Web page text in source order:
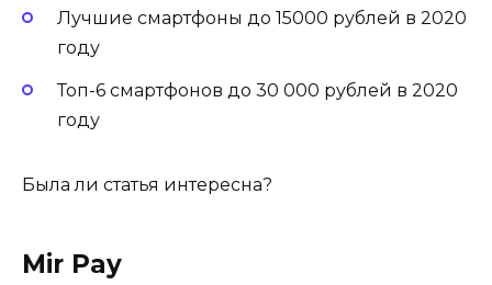
Лучшие смартфоны до 15000 рублей в 2020
году
Топ-6 смартфонов до 30 000 рублей в 2020
году
Была ли статья интересна?
Mir Pay